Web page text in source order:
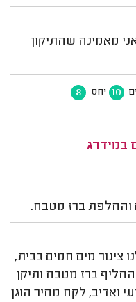
מאמינה שהתיקון
10 יחס 8
במידרג
והחלפת ברז מטבח.
צינור מים חמים בבית,
ברז מטבח ותיקן
ואדיב, לקח מחיר הוגן